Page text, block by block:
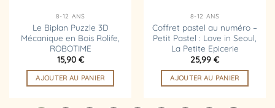
8-12 ANS
Le Biplan Puzzle 3D
Mécanique en Bois Rolife,
ROBOTIME
15,90 €
AJOUTER AU PANIER
8-12 ANS
Coffret pastel au numéro –
Petit Pastel : Love in Seoul,
La Petite Epicerie
25,99 €
AJOUTER AU PANIER